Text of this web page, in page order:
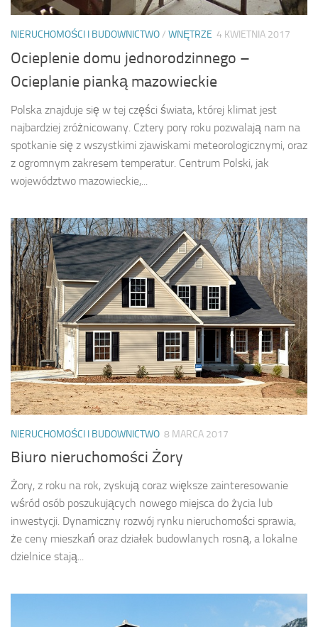
NIERUCHOMOŚCI I BUDOWNICTWO/ WNĘTRZE 4 KWIETNIA 2017
Ocieplenie domu jednorodzinnego –
Ocieplanie pianką mazowieckie
Polska znajduje się w tej części świata, której klimat jest
najbardziej zróżnicowany. Cztery pory roku pozwalają nam na
spotkanie się z wszystkimi zjawiskami meteorologicznymi, oraz
z ogromnym zakresem temperatur. Centrum Polski, jak
województwo mazowieckie,...
NIERUCHOMOŚCI I BUDOWNICTWO 8 MARCA 2017
Biuro nieruchomości Żory
Żory, z roku na rok, zyskują coraz większe zainteresowanie
wśród osób poszukujących nowego miejsca do życia lub
inwestycji. Dynamiczny rozwój rynku nieruchomości sprawia,
że ceny mieszkań oraz działek budowlanych rosną, a lokalne
dzielnice stają...